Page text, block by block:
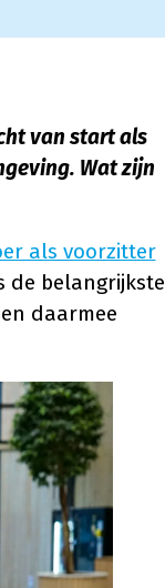
van start als
Wat zijn
als voorzitter
de belangrijkste
daarmee